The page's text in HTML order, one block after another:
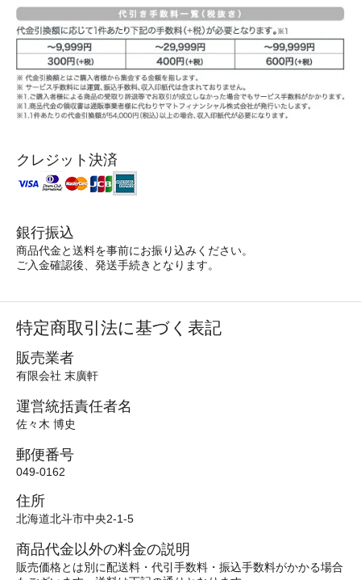
クレジット決済
銀行振込
商品代金と送料を事前にお振り込みください。
ご入金確認後、発送手続きとなります。
特定商取引法に基づく表記
販売業者
有限会社 末廣軒
運営統括責任者名
佐々木 博史
郵便番号
049-0162
住所
北海道北斗市中央2-1-5
商品代金以外の料金の説明
販売価格とは別に配送料・代引手数料・振込手数料がかかる場合